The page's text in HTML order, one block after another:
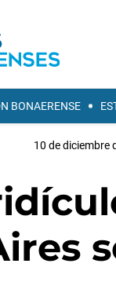
BONAERENSE
10 de diciembre